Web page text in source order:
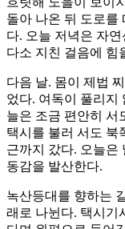
돌아 나온 뒤 도로를
다. 오늘 저녁은 자
다소 지친 걸음에 힘
다음 날. 몸이 제법
었다. 여독이 풀리지
늘은 조금 편안히 서
택시를 불러 서도 북
근까지 갔다. 오늘은
동감을 발산한다.
녹산등대를 향하는
래로 나뉜다. 택시기